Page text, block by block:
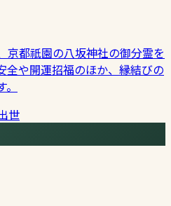
京都祇園の八坂神社の御分霊を
全や開運招福のほか、縁結びの
世